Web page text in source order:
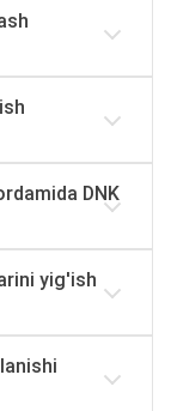
DNK
yig'ish